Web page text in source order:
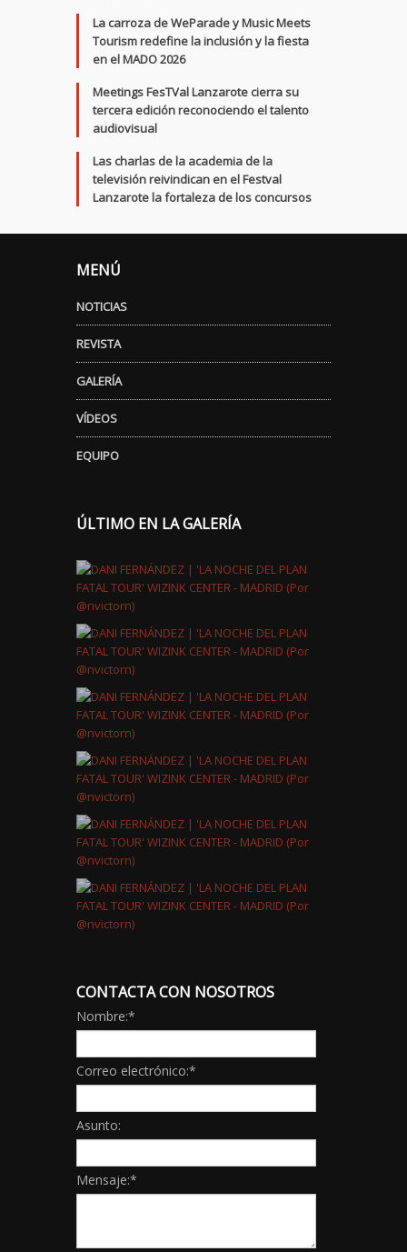
La carroza de WeParade y Music Meets
Tourism redefine la inclusión y la fiesta
en el MADO 2026
Meetings FesTVal Lanzarote cierra su
tercera edición reconociendo el talento
audiovisual
Las charlas de la academia de la
televisión reivindican en el Festval
Lanzarote la fortaleza de los concursos
MENÚ
NOTICIAS
REVISTA
GALERÍA
VÍDEOS
EQUIPO
ÚLTIMO EN LA GALERÍA
CONTACTA CON NOSOTROS
Nombre:*
Correo electrónico:*
Asunto:
Mensaje:*